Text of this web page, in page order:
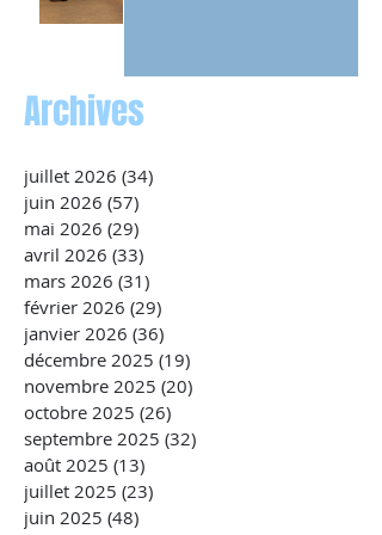
Archives
juillet 2026 (34)
juin 2026 (57)
mai 2026 (29)
avril 2026 (33)
mars 2026 (31)
février 2026 (29)
janvier 2026 (36)
décembre 2025 (19)
novembre 2025 (20)
octobre 2025 (26)
septembre 2025 (32)
août 2025 (13)
juillet 2025 (23)
juin 2025 (48)